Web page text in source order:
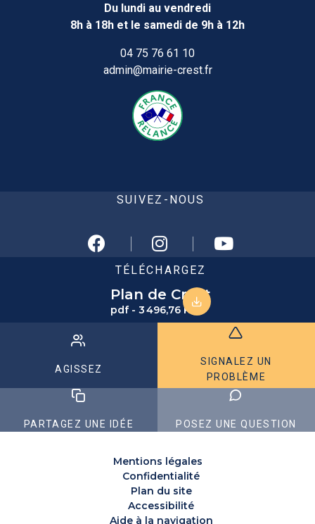
Du lundi au vendredi
8h à 18h et le samedi de 9h à 12h
04 75 76 61 10
admin@mairie-crest.fr
SUIVEZ-NOUS
TÉLÉCHARGEZ
Plan de Crest
pdf - 3 496,76 KB
AGISSEZ
SIGNALEZ UN
PROBLÈME
PARTAGEZ UNE IDÉE POSEZ UNE QUESTION
Mentions légales
Confidentialité
Plan du site
Accessibilité
Aide à la navigation